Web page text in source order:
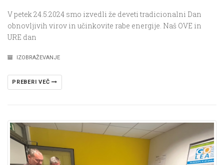
V petek 24.5.2024 smo izvedli že deveti tradicionalni Dan
obnovljivih virov in učinkovite rabe energije. Naš OVE in
URE dan
IZOBRAŽEVANJE
PREBERI VEČ